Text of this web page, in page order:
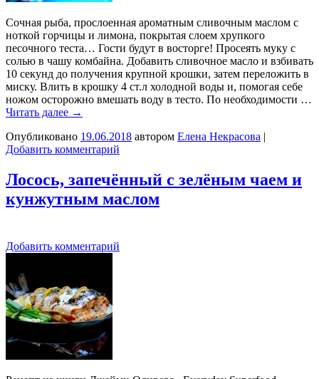
Сочная рыба, прослоенная ароматным сливочным маслом с
ноткой горчицы и лимона, покрытая слоем хрупкого
песочного теста… Гости будут в восторге! Просеять муку с
солью в чашу комбайна. Добавить сливочное масло и взбивать
10 секунд до получения крупной крошки, затем переложить в
миску. Влить в крошку 4 ст.л холодной воды и, помогая себе
ножом осторожно вмешать воду в тесто. По необходимости …
Читать далее →
Опубликовано 19.06.2018 автором Елена Некрасова |
Добавить комментарий
Лосось, запечённый с зелёным чаем и
кунжутным маслом
Добавить комментарий